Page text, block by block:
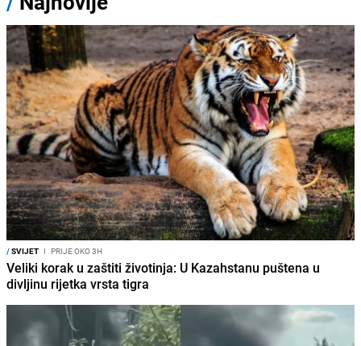
/SVIJET I PRIJE OKO 3H
Veliki korak u zaštiti životinja: U Kazahstanu puštena u
divljinu rijetka vrsta tigra